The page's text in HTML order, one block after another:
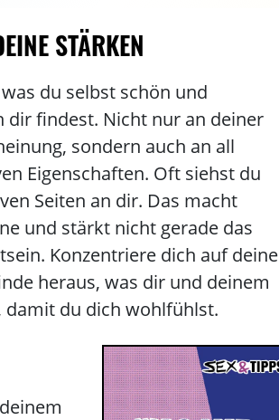
STÄRKEN
du selbst schön und
dir findest. Nicht nur an deiner
sondern auch an all
Eigenschaften. Oft siehst du
Seiten an dir. Das macht
und stärkt nicht gerade das
Konzentriere dich auf deine
heraus, was dir und deinem
damit du dich wohlfühlst.